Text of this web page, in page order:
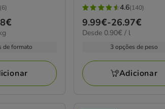
(6)
de formato
4.6
estrelas
com
avaliações
4.6(140)
Preço
de
26.97€
9.99€-26.97€
0.90€
Desde 0.90€ / l
3 opções de peso
Adicionar